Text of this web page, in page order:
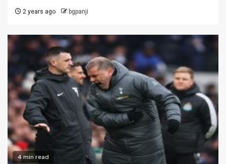
2 years ago bgpanji
4 min read